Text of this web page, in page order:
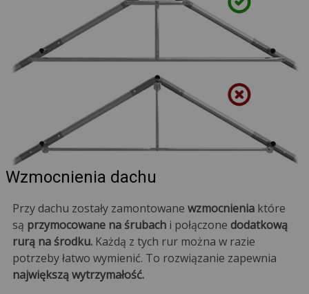
Wzmocnienia dachu
Przy dachu zostały zamontowane wzmocnieniaktóre
są przymocowane na śrubachi połączone dodatkową
rurą na środku.Każdą z tych rur można w razie
potrzeby łatwo wymienić. To rozwiązanie zapewnia
największą wytrzymałość.